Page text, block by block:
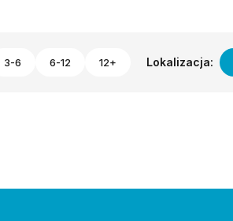
3-6 6-12 12+ Lokalizacja: